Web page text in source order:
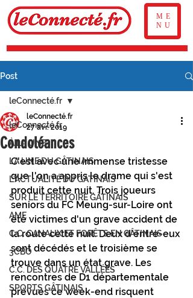
ME
NU
Post
leConnecté.fr
À LA UNE
LA UNE DU GÂTINAIS
L'ACTUALITÉ DU GÂTINAIS
SUR LE TERRITOIRE GÂTINAIS
AME
C.C. CANAUX ET FORÊTS EN GÂTINAIS
3CBO
C.C. DES QUATRE VALLÉES
SPORTS GÂTINAIS
leConnecté.fr
Condoléances
leConnecté.fr
27 avr. 2019
C'est avec une immense tristesse
que l'on a appris le drame qui s'est
produit cette nuit. Trois joueurs
seniors du FC Meung-sur-Loire ont
été victimes d'un grave accident de
la route cette nuit. Deux d'entre-eux
sont décédés et le troisième se
trouve dans un état grave. Les
rencontres de D1 départementale
prévues ce week-end risquent